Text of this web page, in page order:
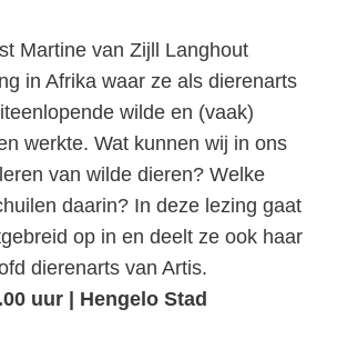
Martine van Zijll Langhout
in Afrika waar ze als dierenarts
wilde en (vaak)
werkte. Wat kunnen wij in ons
van wilde dieren? Welke
daarin? In deze lezing gaat
op in en deelt ze ook haar
dierenarts van Artis.
uur | Hengelo Stad